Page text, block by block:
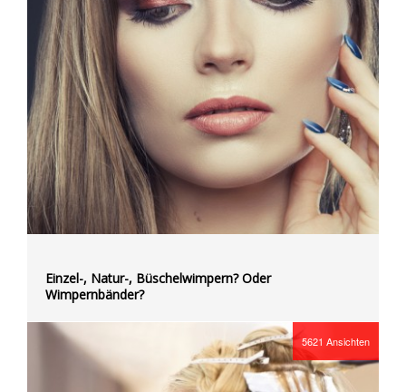
Einzel-, Natur-, Büschelwimpern? Oder
Wimpernbänder?
5621 Ansichten